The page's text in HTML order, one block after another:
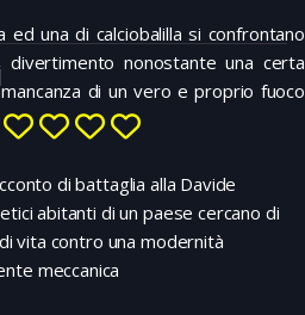
ed una di calciobalilla si confrontano
nonostante una certa
di un vero e proprio fuoco
di battaglia alla Davide
abitanti di un paese cercano di
vita contro una modernità
meccanica